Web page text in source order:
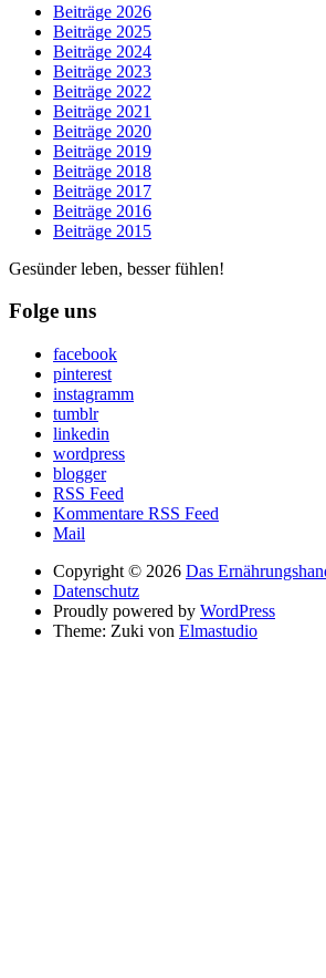
Beiträge 2026
Beiträge 2025
Beiträge 2024
Beiträge 2023
Beiträge 2022
Beiträge 2021
Beiträge 2020
Beiträge 2019
Beiträge 2018
Beiträge 2017
Beiträge 2016
Beiträge 2015
Gesünder leben, besser fühlen!
Folge uns
facebook
pinterest
instagramm
tumblr
linkedin
wordpress
blogger
RSS Feed
Kommentare RSS Feed
Mail
Copyright © 2026 Das
Datenschutz
Proudly powered by WordPress
Theme: Zuki von Elmastudio